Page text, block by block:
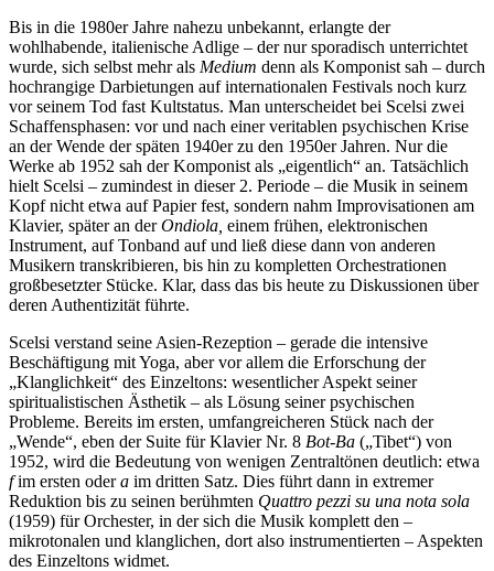
Bis in die 1980er Jahre nahezu unbekannt, erlangte der
wohlhabende, italienische Adlige – der nur sporadisch unterrichtet
wurde, sich selbst mehr als Medium denn als Komponist sah – durch
hochrangige Darbietungen auf internationalen Festivals noch kurz
vor seinem Tod fast Kultstatus. Man unterscheidet bei Scelsi zwei
Schaffensphasen: vor und nach einer veritablen psychischen Krise
an der Wende der späten 1940er zu den 1950er Jahren. Nur die
Werke ab 1952 sah der Komponist als „eigentlich“ an. Tatsächlich
hielt Scelsi – zumindest in dieser 2. Periode – die Musik in seinem
Kopf nicht etwa auf Papier fest, sondern nahm Improvisationen am
Klavier, später an derOndiola, einem frühen, elektronischen
Instrument, auf Tonband auf und ließ diese dann von anderen
Musikern transkribieren, bis hin zu kompletten Orchestrationen
großbesetzter Stücke. Klar, dass das bis heute zu Diskussionen über
deren Authentizität führte.
Scelsi verstand seine Asien-Rezeption – gerade die intensive
Beschäftigung mit Yoga, aber vor allem die Erforschung der
„Klanglichkeit“ des Einzeltons: wesentlicher Aspekt seiner
spiritualistischen Ästhetik – als Lösung seiner psychischen
Probleme. Bereits im ersten, umfangreicheren Stück nach der
„Wende“, eben der Suite für Klavier Nr. 8 Bot-Ba („Tibet“) von
1952, wird die Bedeutung von wenigen Zentraltönen deutlich: etwa
fim ersten odera im dritten Satz. Dies führt dann in extremer
Reduktion bis zu seinen berühmten Quattro pezzi su una nota sola
(1959) für Orchester, in der sich die Musik komplett den –
mikrotonalen und klanglichen, dort also instrumentierten – Aspekten
des Einzeltons widmet.